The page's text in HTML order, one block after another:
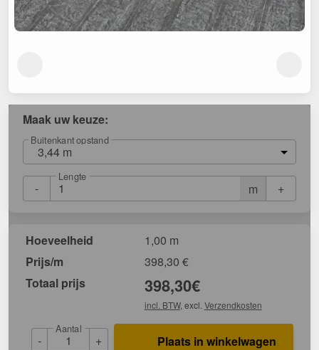
Maak uw keuze:
Buitenkant opstand
3,44 m
- m
Lengte
+
Hoeveelheid
1,00 m
Prijs/m
398,30 €
Totaal prijs
398,30€
incl. BTW, excl. Verzendkosten
-
Aantal
+ Plaats in winkelwagen